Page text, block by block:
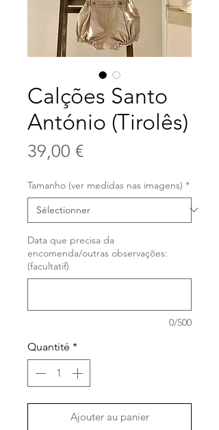
Calções Santo
António (Tirolês)
39,00 €Prix
Tamanho (ver medidas nas imagens) *
Data que precisa da
encomenda/outras observações:
(facultatif)
0/500
Quantité *
Ajouter au panier